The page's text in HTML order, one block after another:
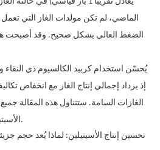
الماضي، لم تكن مولدات الغاز التي تعمل
الضغط العالي بشكل صحيح. وقد أصبحت هذه
يُحسّن استخدام كربيد الكالسيوم ذي النقاء
إذ يزداد إجمالي إنتاج الغاز مع انخفاض
الغازات السامة. ستتناول هذه المقالة
الأسيتيلين باستخدام كربيد الكالسيوم.